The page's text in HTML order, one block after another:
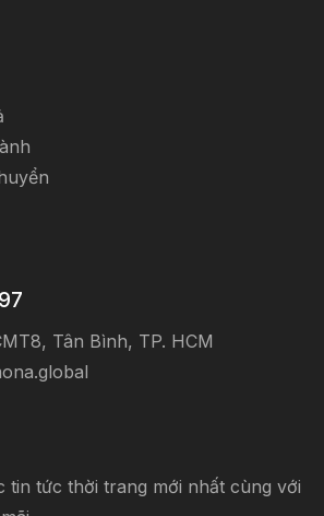
Tân Bình, TP. HCM
tin tức thời trang mới nhất cùng với